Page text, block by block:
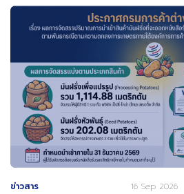
ข่าวสาร 16 Sep 2026